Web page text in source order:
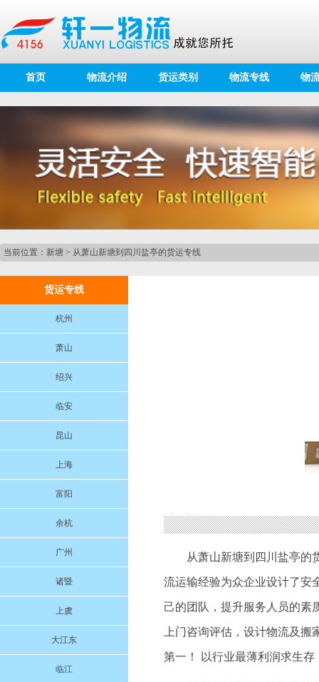
首页 物流介绍 货运类别 物流专线 物
当前位置： 新塘 > 从萧山新塘到四川盐亭的货运专线
货运专线
杭州
萧山
绍兴
临安
昆山
上海
富阳
余杭
广州
诸暨
上虞
大江东
临江
从萧山新塘到四川盐亭的
流运输经验为众企业设计了安
己的团队，提升服务人员的素
上门咨询评估，设计物流及
第一！ 以行业最薄利润求生